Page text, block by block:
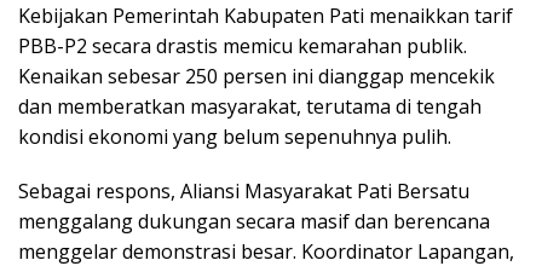
Kebijakan Pemerintah Kabupaten Pati menaikkan tarif
PBB-P2 secara drastis memicu kemarahan publik.
Kenaikan sebesar 250 persen ini dianggap mencekik
dan memberatkan masyarakat, terutama di tengah
kondisi ekonomi yang belum sepenuhnya pulih.
Sebagai respons, Aliansi Masyarakat Pati Bersatu
menggalang dukungan secara masif dan berencana
menggelar demonstrasi besar. Koordinator Lapangan,